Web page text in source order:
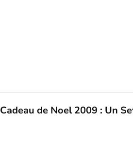
Cadeau de Noel 2009 : Un